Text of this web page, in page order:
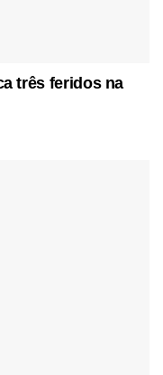
três feridos na